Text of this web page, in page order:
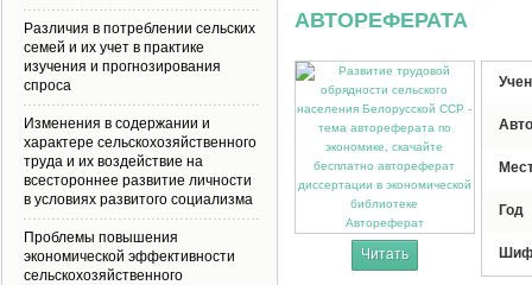
АВТОРЕФЕРАТА
Автореферат
Читать
Год
Различия в потреблении сельских
семей и их учет в практике
изучения и прогнозирования
спроса
Изменения в содержании и
характере сельскохозяйственного
труда и их воздействие на
всестороннее развитие личности
в условиях развитого социализма
Проблемы повышения
экономической эффективности
сельскохозяйственного